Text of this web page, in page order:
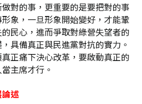
對的事，更重要的是要把對的事
象，一旦形象開始變好，才能鞏
民心，進而爭取對綠營失望者的
具備真正與民進黨對抗的實力。
正痛下決心改革，要啟動真正的
主席才行。
述